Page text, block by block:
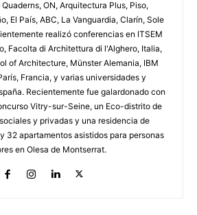
ON, Arquitectura Plus, Piso,
El País, ABC, La Vanguardia, Clarín, Sole
realizó conferencias en ITSEM
Facolta di Architettura di l'Alghero, Italia,
of Architecture, Münster Alemania, IBM
Francia, y varias universidades y
Recientemente fue galardonado con
Vitry-sur-Seine, un Eco-distrito de
y privadas y una residencia de
32 apartamentos asistidos para personas
en Olesa de Montserrat.